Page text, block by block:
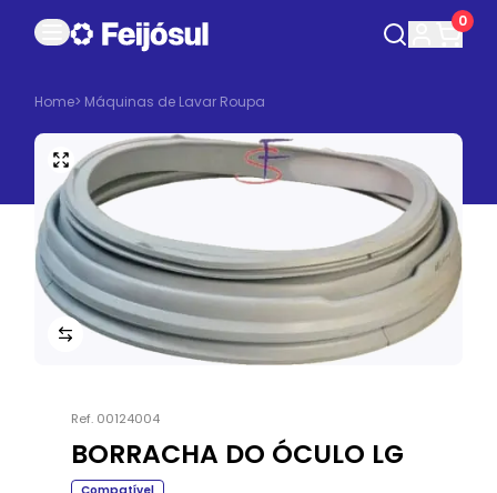
0
Home> Máquinas de Lavar Roupa
Ref. 00124004
BORRACHA DO ÓCULO LG